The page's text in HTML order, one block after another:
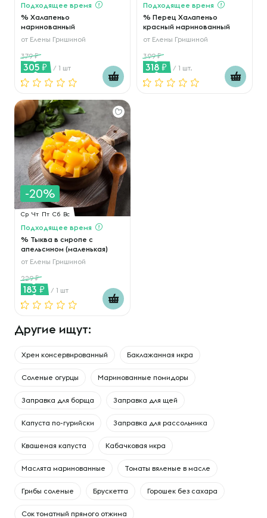
Подходящее время
% Халапеньо
маринованный
от Елены Гришиной
379
305 / 1 шт
Подходящее время
% Перец Халапеньо
красный маринованный
от Елены Гришиной
399
318 / 1 шт.
-20%
Ср Чт Пт Сб Вс
Подходящее время
% Тыква в сиропе с
апельсином (маленькая)
от Елены Гришиной
229
183 / 1 шт
Другие ищут:
Хрен консервированный Баклажанная икра
Соленые огурцы Маринованные помидоры
Заправка для борща Заправка для щей
Капуста по-гурийски Заправка для рассольника
Квашеная капуста Кабачковая икра
Маслята маринованные Томаты вяленые в масле
Грибы соленые Брускетта Горошек без сахара
Сок томатный прямого отжима